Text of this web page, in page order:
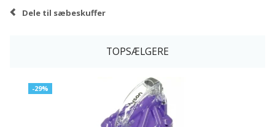
Dele til sæbeskuffer
TOPSÆLGERE
-29%